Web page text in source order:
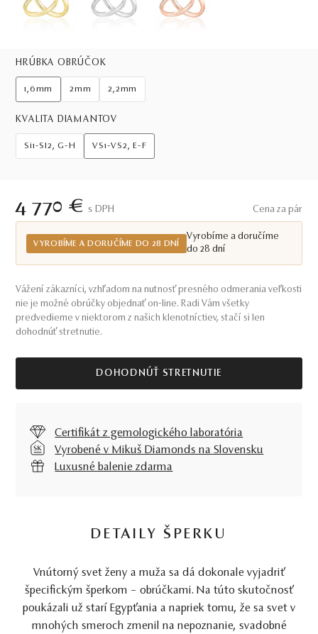
HRÚBKA OBRÚČOK
1,6mm 2mm 2,2mm
KVALITA DIAMANTOV
Si1-SI2, G-H VS1-VS2, E-F
4 770 € S DPH Cena za pár
VYROBÍME A DORUČÍME DO 28 DNÍ
Vyrobíme a doručíme
do 28 dní
Vážení zákazníci, vzhľadom na nutnosť presného odmerania veľkosti
nie je možné obrúčky objednať on-line. Radi Vám všetky
predvedieme v niektorom z našich klenotníctiev, stačí si len
dohodnúť stretnutie.
DOHODNÚŤ STRETNUTIE
Certifikát z gemologického laboratória
Vyrobené v Mikuš Diamonds na Slovensku
Luxusné balenie zdarma
DETAILY ŠPERKU
Vnútorný svet ženy a muža sa dá dokonale vyjadriť
špecifickým šperkom – obrúčkami. Na túto skutočnosť
poukázali už starí Egypťania a napriek tomu, že sa svet v
mnohých smeroch zmenil na nepoznanie, svadobné